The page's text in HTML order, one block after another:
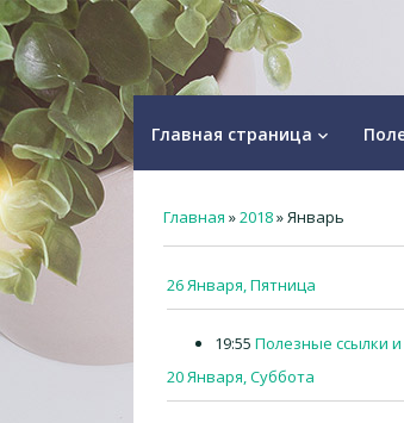
Главная страница keyboard_arrow_down
Главная »2018»Январь
26 Января, Пятница
19:55 Полезные ссылки
20 Января, Суббота